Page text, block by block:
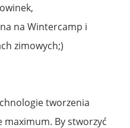
na Wintercamp i
zimowych;)
tworzenia
maximum. By stworzyć